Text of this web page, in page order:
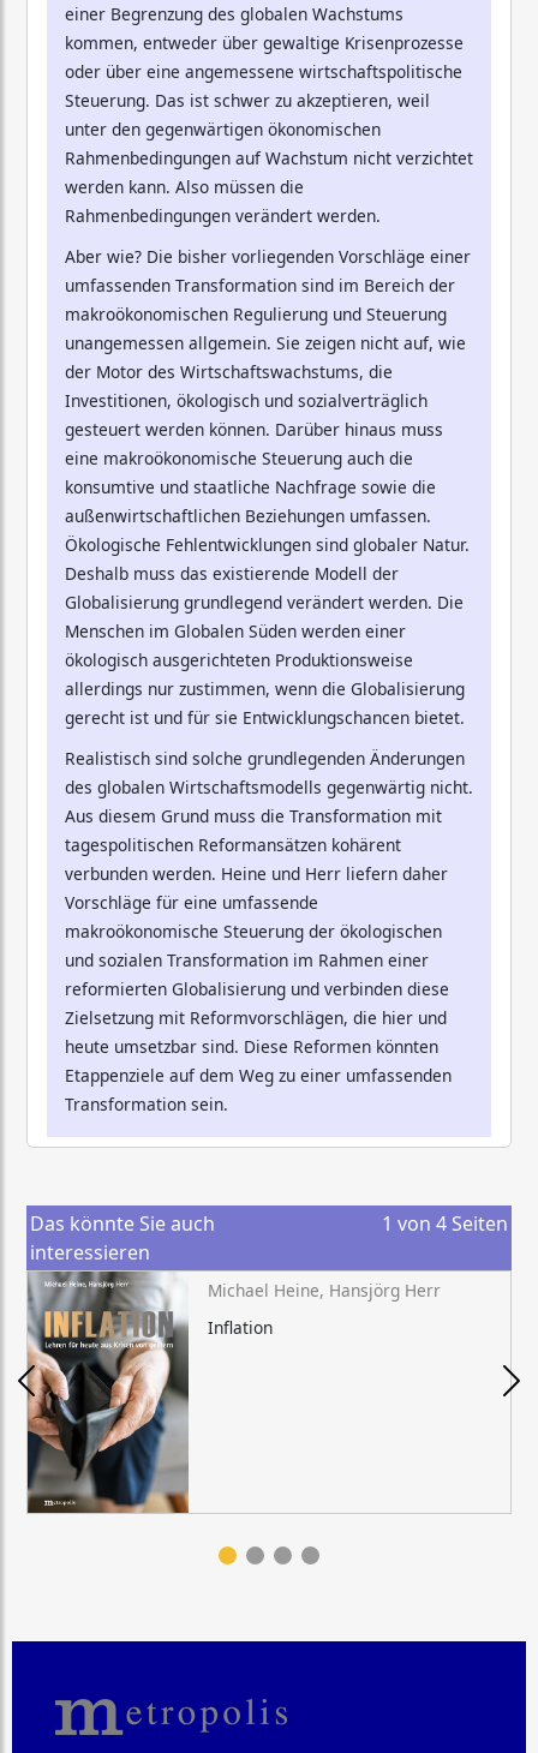
einer Begrenzung des globalen Wachstums
kommen, entweder über gewaltige Krisenprozesse
oder über eine angemessene wirtschaftspolitische
Steuerung. Das ist schwer zu akzeptieren, weil
unter den gegenwärtigen ökonomischen
Rahmenbedingungen auf Wachstum nicht verzichtet
werden kann. Also müssen die
Rahmenbedingungen verändert werden.
Aber wie? Die bisher vorliegenden Vorschläge einer
umfassenden Transformation sind im Bereich der
makroökonomischen Regulierung und Steuerung
unangemessen allgemein. Sie zeigen nicht auf, wie
der Motor des Wirtschaftswachstums, die
Investitionen, ökologisch und sozialverträglich
gesteuert werden können. Darüber hinaus muss
eine makroökonomische Steuerung auch die
konsumtive und staatliche Nachfrage sowie die
außenwirtschaftlichen Beziehungen umfassen.
Ökologische Fehlentwicklungen sind globaler Natur.
Deshalb muss das existierende Modell der
Globalisierung grundlegend verändert werden. Die
Menschen im Globalen Süden werden einer
ökologisch ausgerichteten Produktionsweise
allerdings nur zustimmen, wenn die Globalisierung
gerecht ist und für sie Entwicklungschancen bietet.
Realistisch sind solche grundlegenden Änderungen
des globalen Wirtschaftsmodells gegenwärtig nicht.
Aus diesem Grund muss die Transformation mit
tagespolitischen Reformansätzen kohärent
verbunden werden. Heine und Herr liefern daher
Vorschläge für eine umfassende
makroökonomische Steuerung der ökologischen
und sozialen Transformation im Rahmen einer
reformierten Globalisierung und verbinden diese
Zielsetzung mit Reformvorschlägen, die hier und
heute umsetzbar sind. Diese Reformen könnten
Etappenziele auf dem Weg zu einer umfassenden
Transformation sein.
Das könnte Sie auch
interessieren
1 von 4 Seiten
Michael Heine, Hansjörg Herr
Inflation